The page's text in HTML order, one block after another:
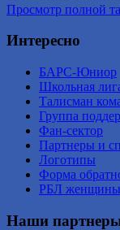
Просмотр полной
Интересно
БАРС-Юниор
Школьная
Талисман
Группа
Фан-сектор
Партнеры и
Логотипы
Форма
РБЛ женщины
Наши